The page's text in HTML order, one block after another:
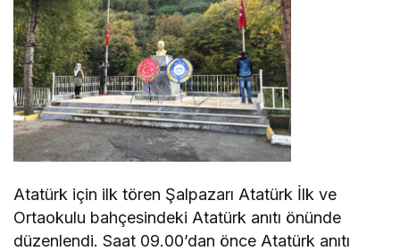
Atatürk için ilk tören Şalpazarı Atatürk İlk ve
Ortaokulu bahçesindeki Atatürk anıtı önünde
düzenlendi. Saat 09.00’dan önce Atatürk anıtı